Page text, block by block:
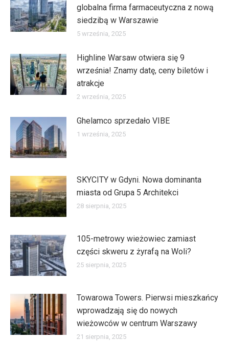
globalna firma farmaceutyczna z nową
siedzibą w Warszawie
5 września, 2025
Highline Warsaw otwiera się 9
września! Znamy datę, ceny biletów i
atrakcje
2 września, 2025
Ghelamco sprzedało VIBE
1 września, 2025
SKYCITY w Gdyni. Nowa dominanta
miasta od Grupa 5 Architekci
28 sierpnia, 2025
105-metrowy wieżowiec zamiast
części skweru z żyrafą na Woli?
25 sierpnia, 2025
Towarowa Towers. Pierwsi mieszkańcy
wprowadzają się do nowych
wieżowców w centrum Warszawy
21 sierpnia, 2025